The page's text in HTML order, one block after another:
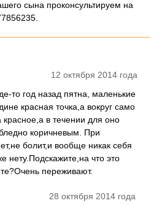
сына проконсультируем на
12 октября 2014 года
то год назад пятна, маленькие
красная точка,а вокруг само
красное,а в течении для оно
коричневым. При
болит,и вообще никак себя
нету.Подскажите,на что это
переживают.
28 октября 2014 года